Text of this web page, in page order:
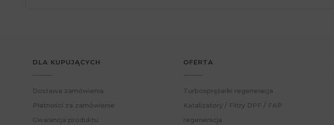
DLA KUPUJĄCYCH
Dostawa zamówienia
Płatności za zamówienie
Gwarancja produktu
OFERTA
Turbosprężarki regeneracja
Katalizatory / Filtry DPF / FAP
regeneracja